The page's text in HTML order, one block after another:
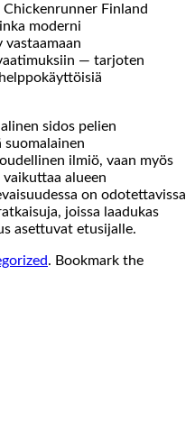
Finland
moderni
vastaamaan
— tarjoten
sidos pelien
suomalainen
ilmiö, vaan myös
alueen
on odotettavissa
joissa laadukas
asettuvat etusijalle.
. Bookmark the